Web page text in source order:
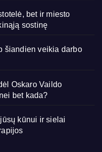
bet ir miesto
sostinę
šiandien veikia darbo
Oskaro Vaildo
bet kada?
kūnui ir sielai